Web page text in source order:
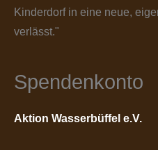
Kinderdorf in eine neue,
verlässt."
Spendenkonto
Aktion Wasserbüffel e.V.